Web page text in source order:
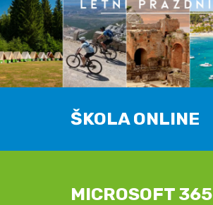
ŠKOLA ONLINE
MICROSOFT 365